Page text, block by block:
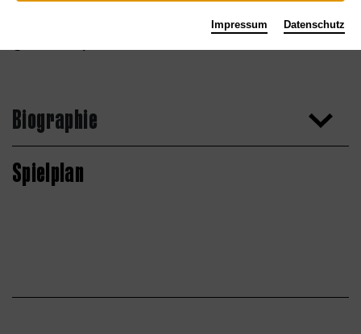
Biographie
Spielplan
Impressum Datenschutz